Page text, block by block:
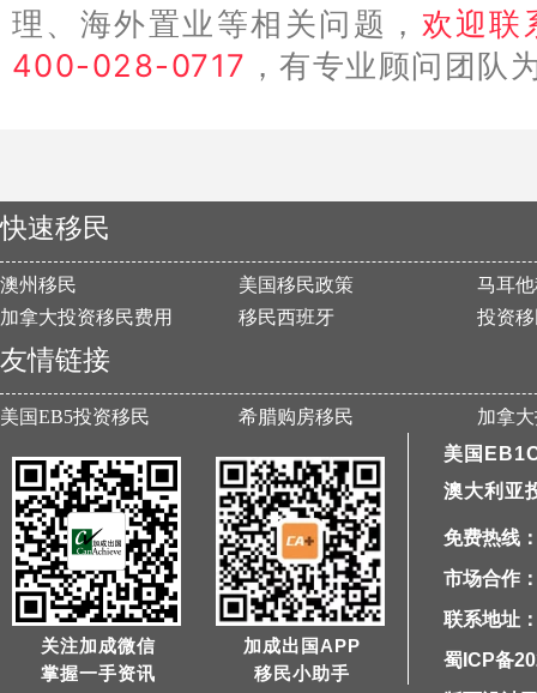
理、海外置业等相关问题， 欢迎联
400-028-0717 ，有专业顾问团队
快速移民
澳州移民 美国移民政策
马耳
加拿大投资移民费用
移民西班牙 投资
友情链接
美国EB5投资移民 希腊购房移民 加拿
关注加成微信
掌握一手资讯
加成出国APP
移民小助手
美国
澳大利亚
免费热线
市场合作
联系地址
蜀ICP备